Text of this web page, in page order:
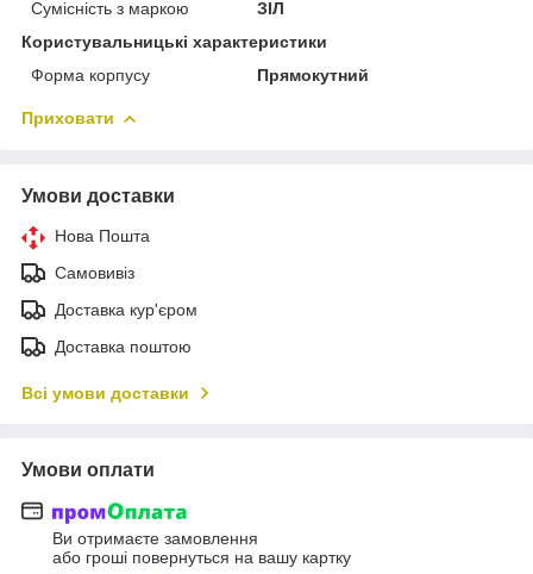
Сумісність з маркою
ЗІЛ
Користувальницькі характеристики
Форма корпусу
Прямокутний
Приховати
Умови доставки
Нова Пошта
Самовивіз
Доставка кур'єром
Доставка поштою
Всі умови доставки
Умови оплати
Ви отримаєте замовлення
або гроші повернуться на вашу картку